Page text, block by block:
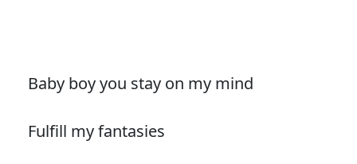
Baby boy you stay on my mind
Fulfill my fantasies